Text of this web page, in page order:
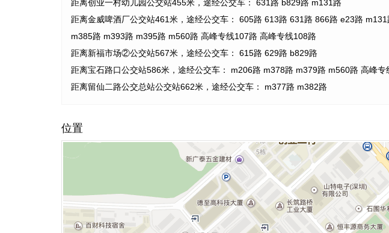
距离创业一村幼儿园公交站455米，途经公交车： 631路 b829路 m131路
距离金威啤酒厂公交站461米，途经公交车： 605路 613路 631路 866路 e23路
m385路 m393路 m395路 m560路 高峰专线107路 高峰专线108路
距离新福市场②公交站567米，途经公交车： 615路 629路 b829路
距离宝石路口公交站586米，途经公交车： m206路 m378路 m379路 m560路 高峰专
距离留仙二路公交总站公交站662米，途经公交车： m377路 m382路
位置